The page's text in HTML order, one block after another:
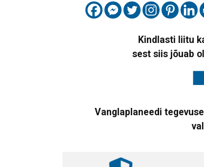
Kindlasti liitu
sest siis jõuab
Vanglaplaneedi